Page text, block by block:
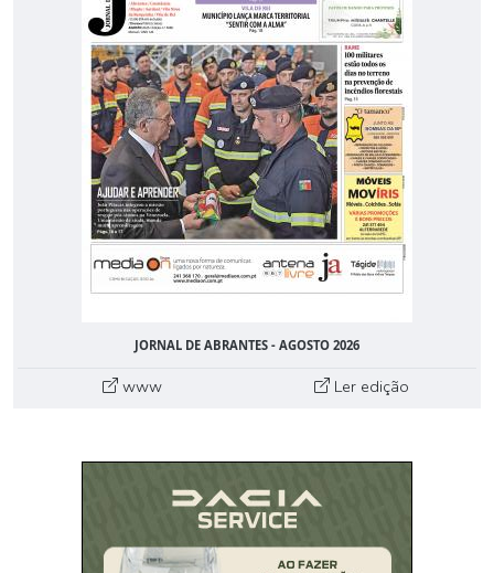
JORNAL DE ABRANTES - AGOSTO 2026
www Ler edição